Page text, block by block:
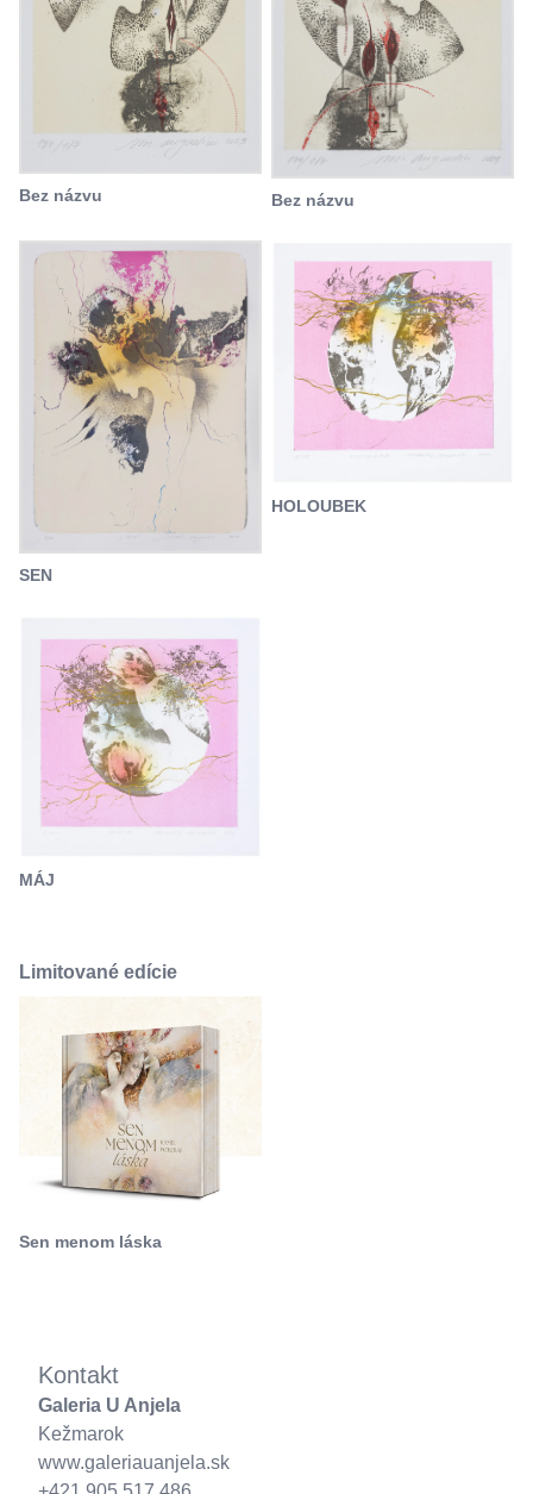
Bez názvu Bez názvu
SEN
HOLOUBEK
MÁJ
Limitované edície
Sen menom láska
Kontakt
Galeria U Anjela
Kežmarok
www.galeriauanjela.sk